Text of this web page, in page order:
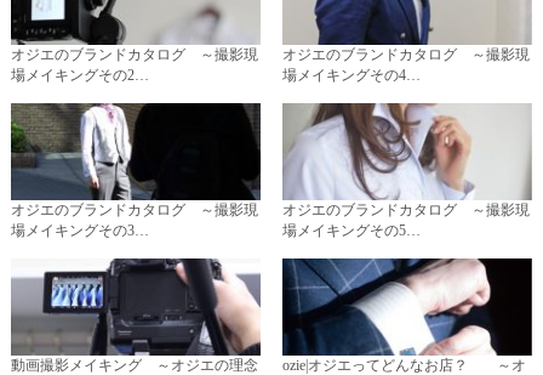
オジエのブランドカタログ ～撮影現
場メイキングその2…
オジエのブランドカタログ ～撮影現
場メイキングその4…
オジエのブランドカタログ ～撮影現
場メイキングその3…
オジエのブランドカタログ ～撮影現
場メイキングその5…
動画撮影メイキング ～オジエの理念
ozie|オジエってどんなお店？ ～オ